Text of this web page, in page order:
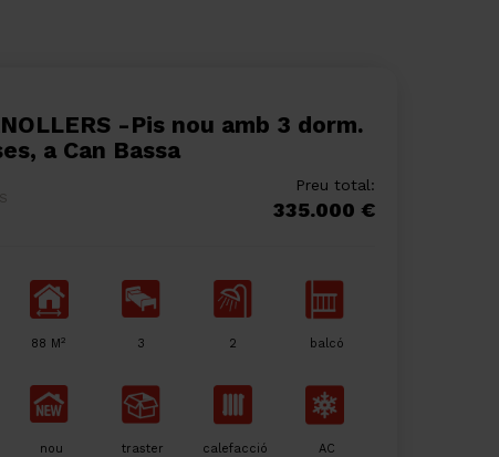
a Can Bassa
Preu total:
335.000 €
88 M2 3 2 balcó
nou traster calefacció AC